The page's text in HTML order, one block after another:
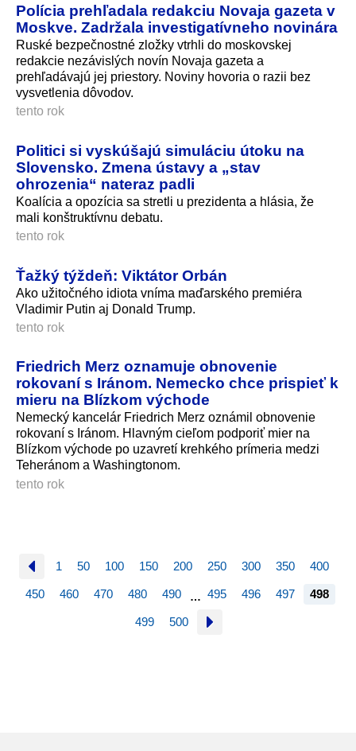
Polícia prehľadala redakciu Novaja gazeta v
Moskve. Zadržala investigatívneho novinára
Ruské bezpečnostné zložky vtrhli do moskovskej
redakcie nezávislých novín Novaja gazeta a
prehľadávajú jej priestory. Noviny hovoria o razii bez
vysvetlenia dôvodov.
tento rok
Politici si vyskúšajú simuláciu útoku na
Slovensko. Zmena ústavy a „stav
ohrozenia“ nateraz padli
Koalícia a opozícia sa stretli u prezidenta a hlásia, že
mali konštruktívnu debatu.
tento rok
Ťažký týždeň: Viktátor Orbán
Ako užitočného idiota vníma maďarského premiéra
Vladimir Putin aj Donald Trump.
tento rok
Friedrich Merz oznamuje obnovenie
rokovaní s Iránom. Nemecko chce prispieť k
mieru na Blízkom východe
Nemecký kancelár Friedrich Merz oznámil obnovenie
rokovaní s Iránom. Hlavným cieľom podporiť mier na
Blízkom východe po uzavretí krehkého prímeria medzi
Teheránom a Washingtonom.
tento rok
1 50 100 150 200 250 300 350 400
450 460 470 480 490 … 495 496 497 498
499 500